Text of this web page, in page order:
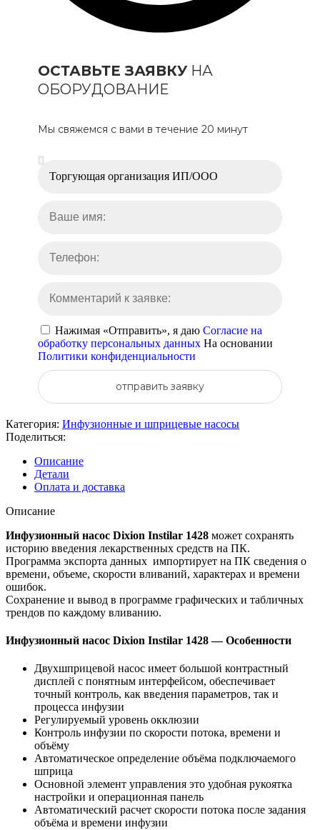
ОСТАВЬТЕ ЗАЯВКУНА
ОБОРУДОВАНИЕ
Мы свяжемся с вами в течение 20 минут
Нажимая «Отправить», я даю Согласие на
обработку персональных данных На основании
Политики конфиденциальности
отправить заявку
Категория: Инфузионные и шприцевые насосы
Поделиться:
Описание
Детали
Оплата и доставка
Описание
Инфузионный насос Dixion Instilar 1428 может сохранять
историю введения лекарственных средств на ПК.
Программа экспорта данных импортирует на ПК сведения о
времени, объеме, скорости вливаний, характерах и времени
ошибок.
Сохранение и вывод в программе графических и табличных
трендов по каждому вливанию.
Инфузионный насос Dixion Instilar 1428 —Особенности
Двухшприцевой насос имеет большой контрастный
дисплей с понятным интерфейсом, обеспечивает
точный контроль, как введения параметров, так и
процесса инфузии
Регулируемый уровень окклюзии
Контроль инфузии по скорости потока, времени и
объёму
Автоматическое определение объёма подключаемого
шприца
Основной элемент управления это удобная рукоятка
настройки и операционная панель
Автоматический расчет скорости потока после задания
объёма и времени инфузии